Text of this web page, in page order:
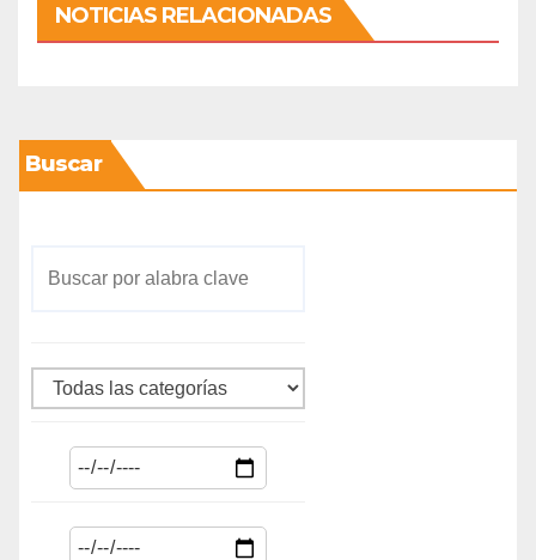
NOTICIAS RELACIONADAS
Buscar